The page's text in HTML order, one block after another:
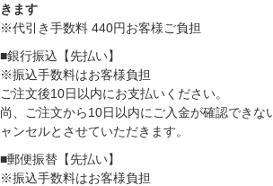
きます
※代引き手数料 440円お客様ご負担
■銀行振込【先払い】
※振込手数料はお客様負担
ご注文後10日以内にお支払いください。
尚、ご注文から10日以内にご入金が確認できな
ャンセルとさせていただきます。
■郵便振替【先払い】
※振込手数料はお客様負担